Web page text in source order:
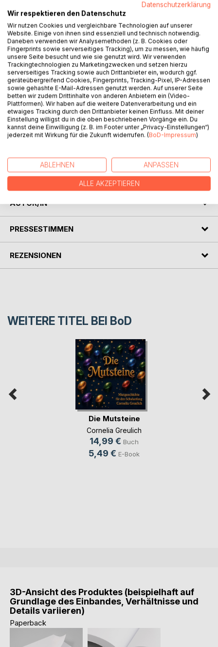
27 außergewöhnliche Geschichten, Gedichte und Rätsel
zum Vorlesen, Anschauen und Mitmachen! Die Welt der
Buchstaben ist frech und bunt! Ein Astronautenäffchen
saust durchs All und sucht seinen Namen. Ein Bücherwurm,
der am liebsten Wörter anknabbert, krabbelt durchs
Zimmer und ein Chamäleon, das sich nicht tarnen will,
tippelt zum Zirkus ... Am Ende eines jeden Kapitels wartet
eine spannende Frage oder Mitmachaufgabe auf alle ABC-
ForscherInnen. Sie können der Spur einer versteckten Figur
folgen, selbst Zungenbrecher erfinden oder das längste
Schlangenwort des Universums zusammensetzen. Ein
von 21 AutorInnen und 16 IllustratorInnen aus Deutschland,
Holland und Spanien.
AUTOR/IN
PRESSESTIMMEN
REZENSIONEN
WEITERE TITEL BEI BoD
Die Mutsteine
Cornelia Greulich
14,99 € Buch
5,49 € E-Book
3D-Ansicht des Produktes (beispielhaft auf
Grundlage des Einbandes, Verhältnisse und
Details variieren)
Paperback
Datenschutzerklärung
Wir respektieren den Datenschutz
Wir nutzen Cookies und vergleichbare Technologien auf unserer
Website. Einige von ihnen sind essenziell und technisch notwendig.
Daneben verwenden wir Analysemethoden (z. B. Cookies oder
Fingerprints sowie serverseitiges Tracking), um zu messen, wie häufig
unsere Seite besucht und wie sie genutzt wird. Wir verwenden
Trackingtechnologien zu Marketingzwecken und setzen hierzu
serverseitiges Tracking sowie auch Drittanbieter ein, wodurch ggf.
geräteübergreifend Cookies, Fingerprints, Tracking-Pixel, IP-Adressen
sowie gehashte E-Mail-Adressen genutzt werden. Auf unserer Seite
betten wir zudem Drittinhalte von anderen Anbietern ein (Video-
Plattformen). Wir haben auf die weitere Datenverarbeitung und ein
etwaiges Tracking durch den Drittanbieter keinen Einfluss. Mit deiner
Einstellung willigst du in die oben beschriebenen Vorgänge ein. Du
kannst deine Einwilligung (z. B. im Footer unter „Privacy-Einstellungen“)
jederzeit mit Wirkung für die Zukunft widerrufen. (BoD-Impressum)
ABLEHNEN ANPASSEN
ALLE AKZEPTIEREN